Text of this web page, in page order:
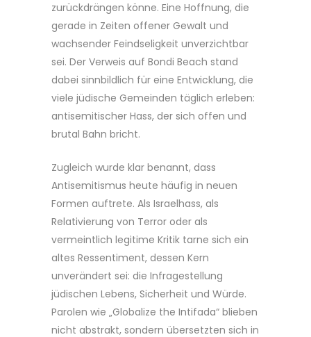
zurückdrängen könne. Eine Hoffnung, die
gerade in Zeiten offener Gewalt und
wachsender Feindseligkeit unverzichtbar
sei. Der Verweis auf Bondi Beach stand
dabei sinnbildlich für eine Entwicklung, die
viele jüdische Gemeinden täglich erleben:
antisemitischer Hass, der sich offen und
brutal Bahn bricht.
Zugleich wurde klar benannt, dass
Antisemitismus heute häufig in neuen
Formen auftrete. Als Israelhass, als
Relativierung von Terror oder als
vermeintlich legitime Kritik tarne sich ein
altes Ressentiment, dessen Kern
unverändert sei: die Infragestellung
jüdischen Lebens, Sicherheit und Würde.
Parolen wie „Globalize the Intifada“ blieben
nicht abstrakt, sondern übersetzten sich in